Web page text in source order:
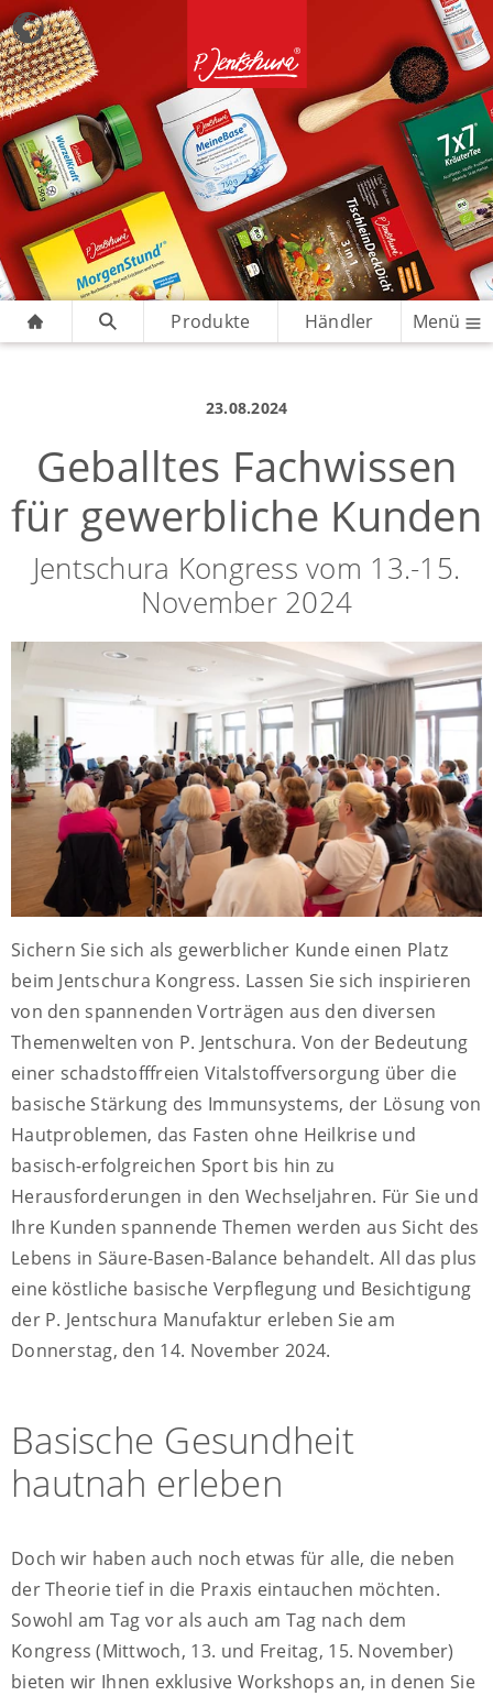
Produkte Händler Menü
23.08.2024
Geballtes Fachwissen
für gewerbliche Kunden
Jentschura Kongress vom 13.-15.
November 2024
Sichern Sie sich als gewerblicher Kunde einen Platz
beim Jentschura Kongress. Lassen Sie sich inspirieren
von den spannenden Vorträgen aus den diversen
Themenwelten von P. Jentschura. Von der Bedeutung
einer schadstofffreien Vitalstoffversorgung über die
basische Stärkung des Immunsystems, der Lösung von
Hautproblemen, das Fasten ohne Heilkrise und
basisch-erfolgreichen Sport bis hin zu
Herausforderungen in den Wechseljahren. Für Sie und
Ihre Kunden spannende Themen werden aus Sicht des
Lebens in Säure-Basen-Balance behandelt. All das plus
eine köstliche basische Verpflegung und Besichtigung
der P. Jentschura Manufaktur erleben Sie am
Donnerstag, den 14. November 2024.
Basische Gesundheit
hautnah erleben
Doch wir haben auch noch etwas für alle, die neben
der Theorie tief in die Praxis eintauchen möchten.
Sowohl am Tag vor als auch am Tag nach dem
Kongress (Mittwoch, 13. und Freitag, 15. November)
bieten wir Ihnen exklusive Workshops an, in denen Sie